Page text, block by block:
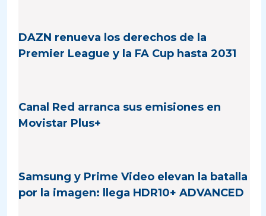
DAZN renueva los derechos de la
Premier League y la FA Cup hasta 2031
Canal Red arranca sus emisiones en
Movistar Plus+
Samsung y Prime Video elevan la batalla
por la imagen: llega HDR10+ ADVANCED